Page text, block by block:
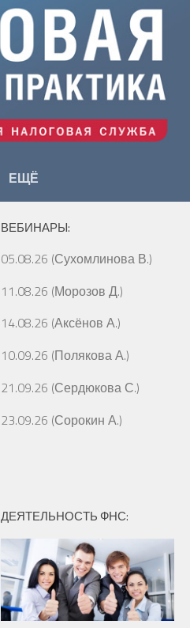
ЕЩЁ
ВЕБИНАРЫ:
05.08.26 (Сухомлинова В.)
11.08.26 (Морозов Д.)
14.08.26 (Аксёнов А.)
10.09.26 (Полякова А.)
21.09.26 (Сердюкова С.)
23.09.26 (Сорокин А.)
ДЕЯТЕЛЬНОСТЬ ФНС: